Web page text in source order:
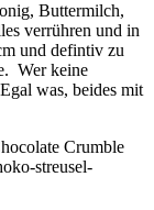
Buttermilch,
verrühren und in
und defintiv zu
Wer keine
was, beides mit